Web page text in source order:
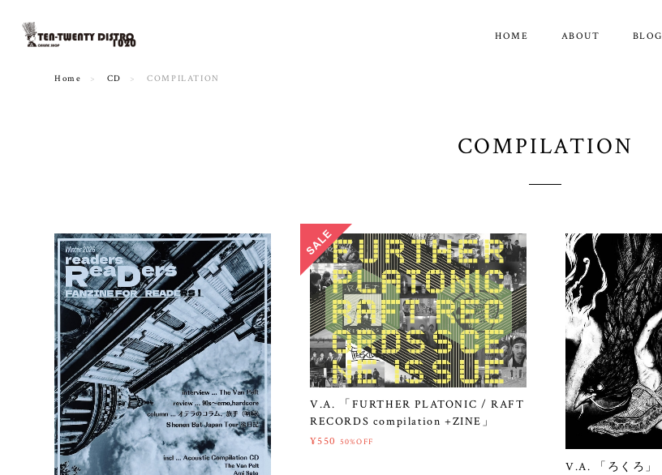
HOME ABOUT BLOG
Home CD COMPILATION
COMPILATION
V.A. 「FURTHER PLATONIC / RAFT
RECORDS compilation +ZINE」
¥550 50%OFF
V.A. 「ろくろ」